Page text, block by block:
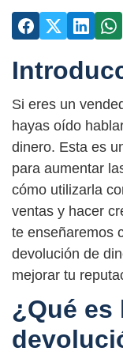
Si eres un
hayas oído
dinero. Esta es
para aumentar
cómo utilizarla
ventas y hacer
te enseñaremos
devolución de
mejorar tu
¿Qué es